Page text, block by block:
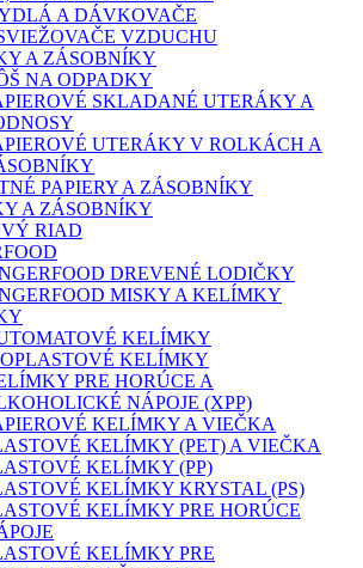
A DÁVKOVAČE
VZDUCHU
A ZÁSOBNÍKY
NA ODPADKY
SKLADANÉ UTERÁKY A
UTERÁKY V ROLKÁCH A
PAPIERY A ZÁSOBNÍKY
A ZÁSOBNÍKY
RIAD
DREVENÉ LODIČKY
MISKY A KELÍMKY
KELÍMKY
KELÍMKY
PRE HORÚCE A
NÁPOJE (XPP)
KELÍMKY A VIEČKA
KELÍMKY (PET) A VIEČKA
KELÍMKY (PP)
KELÍMKY KRYSTAL (PS)
KELÍMKY PRE HORÚCE
KELÍMKY PRE